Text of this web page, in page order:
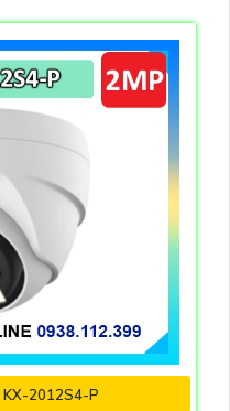
KX-2012S4-P